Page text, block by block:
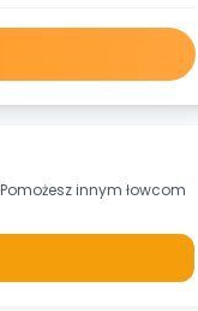
innym łowcom